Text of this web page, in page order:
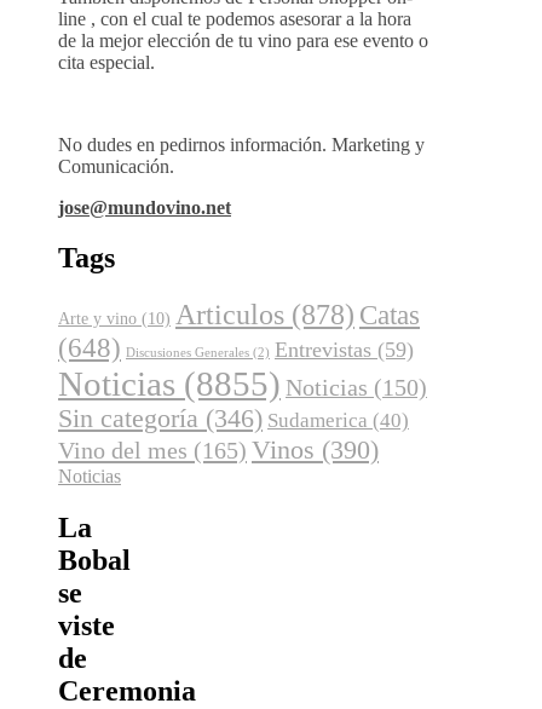
line , con el cual te podemos asesorar a la hora
de la mejor elección de tu vino para ese evento o
cita especial.
No dudes en pedirnos información. Marketing y
Comunicación.
jose@mundovino.net
Tags
Arte y vino (10) Articulos (878) Catas
(648) Discusiones Generales (2) Entrevistas (59)
Noticias (8855) Noticias (150)
Sin categoría (346) Sudamerica (40)
Vino del mes (165) Vinos (390)
Noticias
La
Bobal
se
viste
de
Ceremonia